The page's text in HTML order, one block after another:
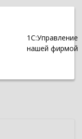
1С:Управление
нашей фирмой